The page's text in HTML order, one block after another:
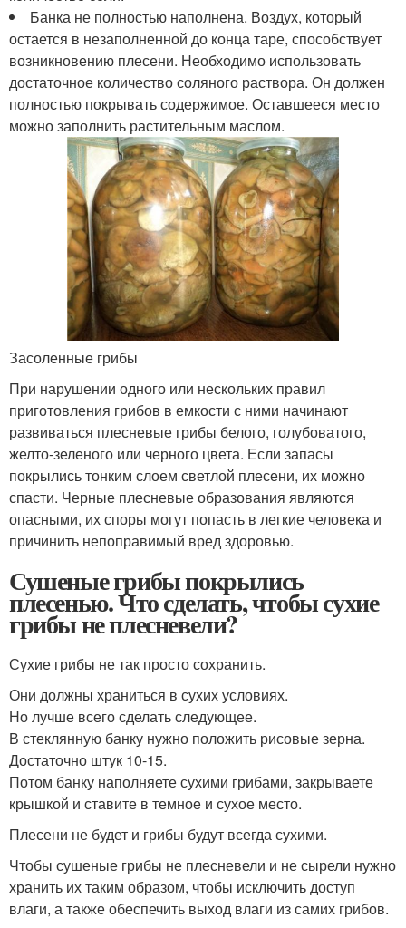
Банка не полностью наполнена. Воздух, который
остается в незаполненной до конца таре, способствует
возникновению плесени. Необходимо использовать
достаточное количество соляного раствора. Он должен
полностью покрывать содержимое. Оставшееся место
можно заполнить растительным маслом.
Засоленные грибы
При нарушении одного или нескольких правил
приготовления грибов в емкости с ними начинают
развиваться плесневые грибы белого, голубоватого,
желто-зеленого или черного цвета. Если запасы
покрылись тонким слоем светлой плесени, их можно
спасти. Черные плесневые образования являются
опасными, их споры могут попасть в легкие человека и
причинить непоправимый вред здоровью.
Сушеные грибы покрылись
плесенью. Что сделать, чтобы сухие
грибы не плесневели?
Сухие грибы не так просто сохранить.
Они должны храниться в сухих условиях.
Но лучше всего сделать следующее.
В стеклянную банку нужно положить рисовые зерна.
Достаточно штук 10-15.
Потом банку наполняете сухими грибами, закрываете
крышкой и ставите в темное и сухое место.
Плесени не будет и грибы будут всегда сухими.
Чтобы сушеные грибы не плесневели и не сырели нужно
хранить их таким образом, чтобы исключить доступ
влаги, а также обеспечить выход влаги из самих грибов.